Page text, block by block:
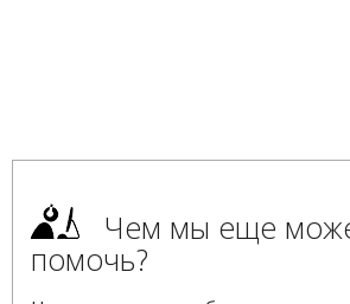
Чем мы еще
помочь?